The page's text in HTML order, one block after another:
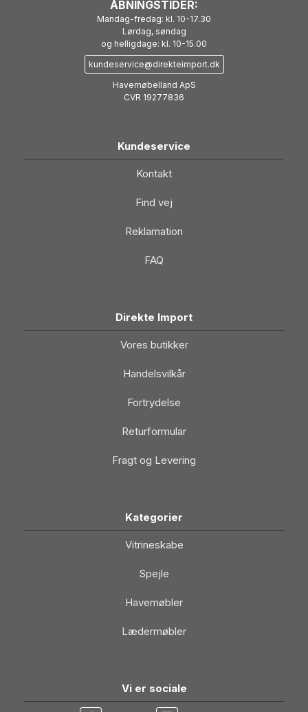
ÅBNINGSTIDER:
Mandag-fredag: kl. 10-17.30
Lørdag, søndag
og helligdage: kl. 10-15.00
kundeservice@direkteimport.dk
Havemøbelland ApS
CVR 19277836
Kundeservice
Kontakt
Find vej
Reklamation
FAQ
Direkte Import
Vores butikker
Handelsvilkår
Fortrydelse
Returformular
Fragt og Levering
Kategorier
Vitrineskabe
Spejle
Havemøbler
Lædermøbler
Vi er sociale